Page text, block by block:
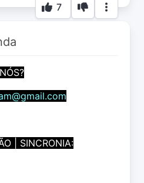
7
| SINCRONIA: